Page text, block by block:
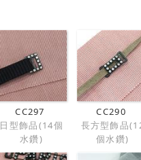
CC297
日型飾品(14個
水鑽)
CC290
長方型飾品
個水鑽)